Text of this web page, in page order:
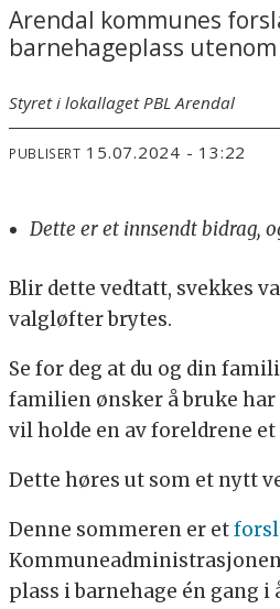
Arendal kommunes
barnehageplass
Styret i lokallaget PBL Arendal
PUBLISERT 15.07.2024 - 13:22
Dette er et innsendt bidrag,
Blir dette vedtatt, svekkes
valgløfter brytes.
Se for deg at du og din
familien ønsker å bruke har
vil holde en av foreldrene
Dette høres ut som et nytt
Denne sommeren er et
plass i barnehage én gang i